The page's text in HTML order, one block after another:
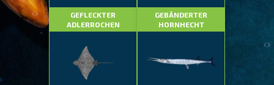
GEFLECKTER
ADLERROCHEN
GEBÄNDERTER
HORNHECHT